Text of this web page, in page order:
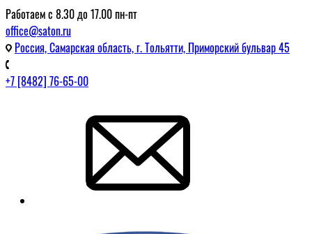
Работаем с 8.30 до 17.00 пн-пт
office@saton.ru
Россия, Самарская область, г. Тольятти, Приморский бульвар 45
+7 [8482] 76-65-00